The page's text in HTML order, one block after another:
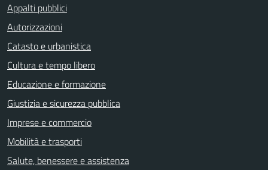
Appalti pubblici
Autorizzazioni
Catasto e urbanistica
Cultura e tempo libero
Educazione e formazione
Giustizia e sicurezza pubblica
Imprese e commercio
Mobilità e trasporti
Salute, benessere e assistenza